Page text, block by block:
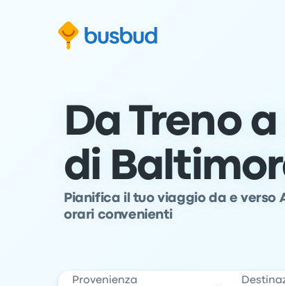
Da Treno
di
Pianifica il tuo viaggio da e
orari convenienti
Provenienza